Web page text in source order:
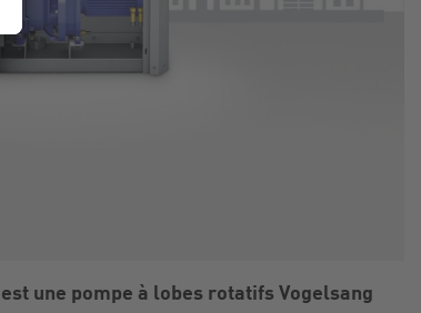
une pompe à lobes rotatifs Vogelsang